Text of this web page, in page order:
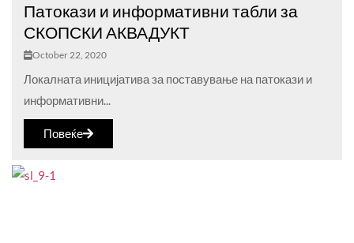
Патокази и информативни табли за
СКОПСКИ АКВАДУКТ
October 22, 2020
Локалната иницијатива за поставување на патокази и
информативни...
Повеќе